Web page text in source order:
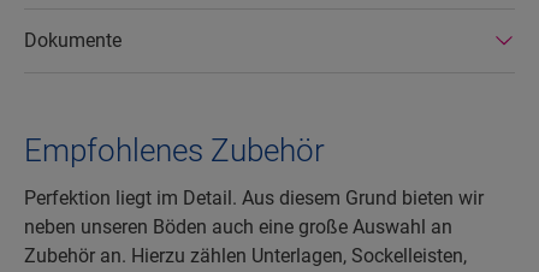
Dokumente
Empfohlenes Zubehör
Perfektion liegt im Detail. Aus diesem Grund bieten wir
neben unseren Böden auch eine große Auswahl an
Zubehör an. Hierzu zählen Unterlagen, Sockelleisten,